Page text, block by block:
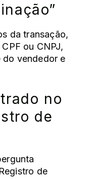
da transação,
ou CNPJ,
do vendedor e
no
de
de